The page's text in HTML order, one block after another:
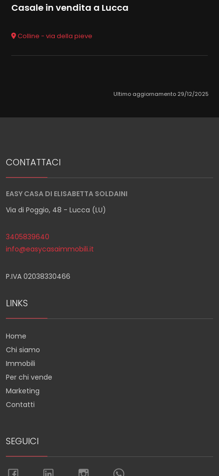
Casale in vendita a Lucca
Colline - via della pieve
Ultimo aggiornamento 29/12/2025
CONTATTACI
EASY CASA DI ELISABETTA SOLDAINI
Via di Poggio, 48 - Lucca (LU)
3405839640
info@easycasaimmobili.it
P.IVA 02038330466
LINKS
Home
Chi siamo
Immobili
Per chi vende
Marketing
Contatti
SEGUICI